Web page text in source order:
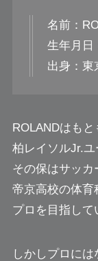
名前：
生年月日
出身：東
ROLANDはも
柏レイソルJr.ユ
その保はサッカ
帝京高校の体育
プロを目指して
しかしプロには